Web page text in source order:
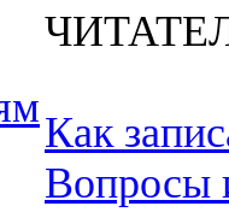
Как
Вопросы